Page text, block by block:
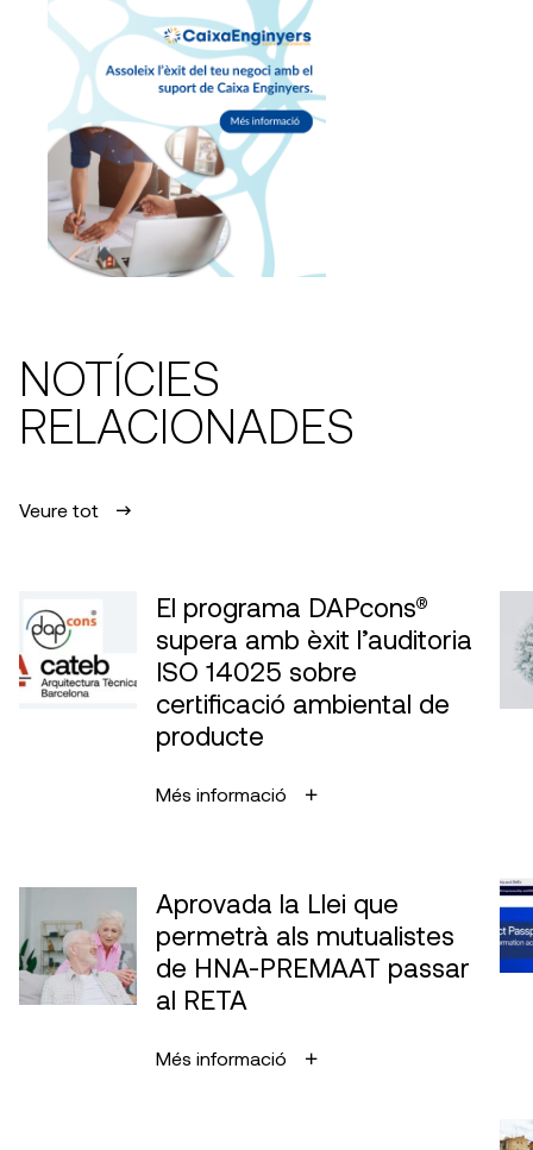
NOTÍCIES
RELACIONADES
Veure tot
El programa DAPcons®
supera amb èxit l’auditoria
ISO 14025 sobre
certificació ambiental de
producte
Més informació
Aprovada la Llei que
permetrà als mutualistes
de HNA-PREMAAT passar
al RETA
Més informació